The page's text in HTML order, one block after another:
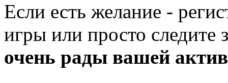
Если есть желание -
игры или просто
очень рады вашей